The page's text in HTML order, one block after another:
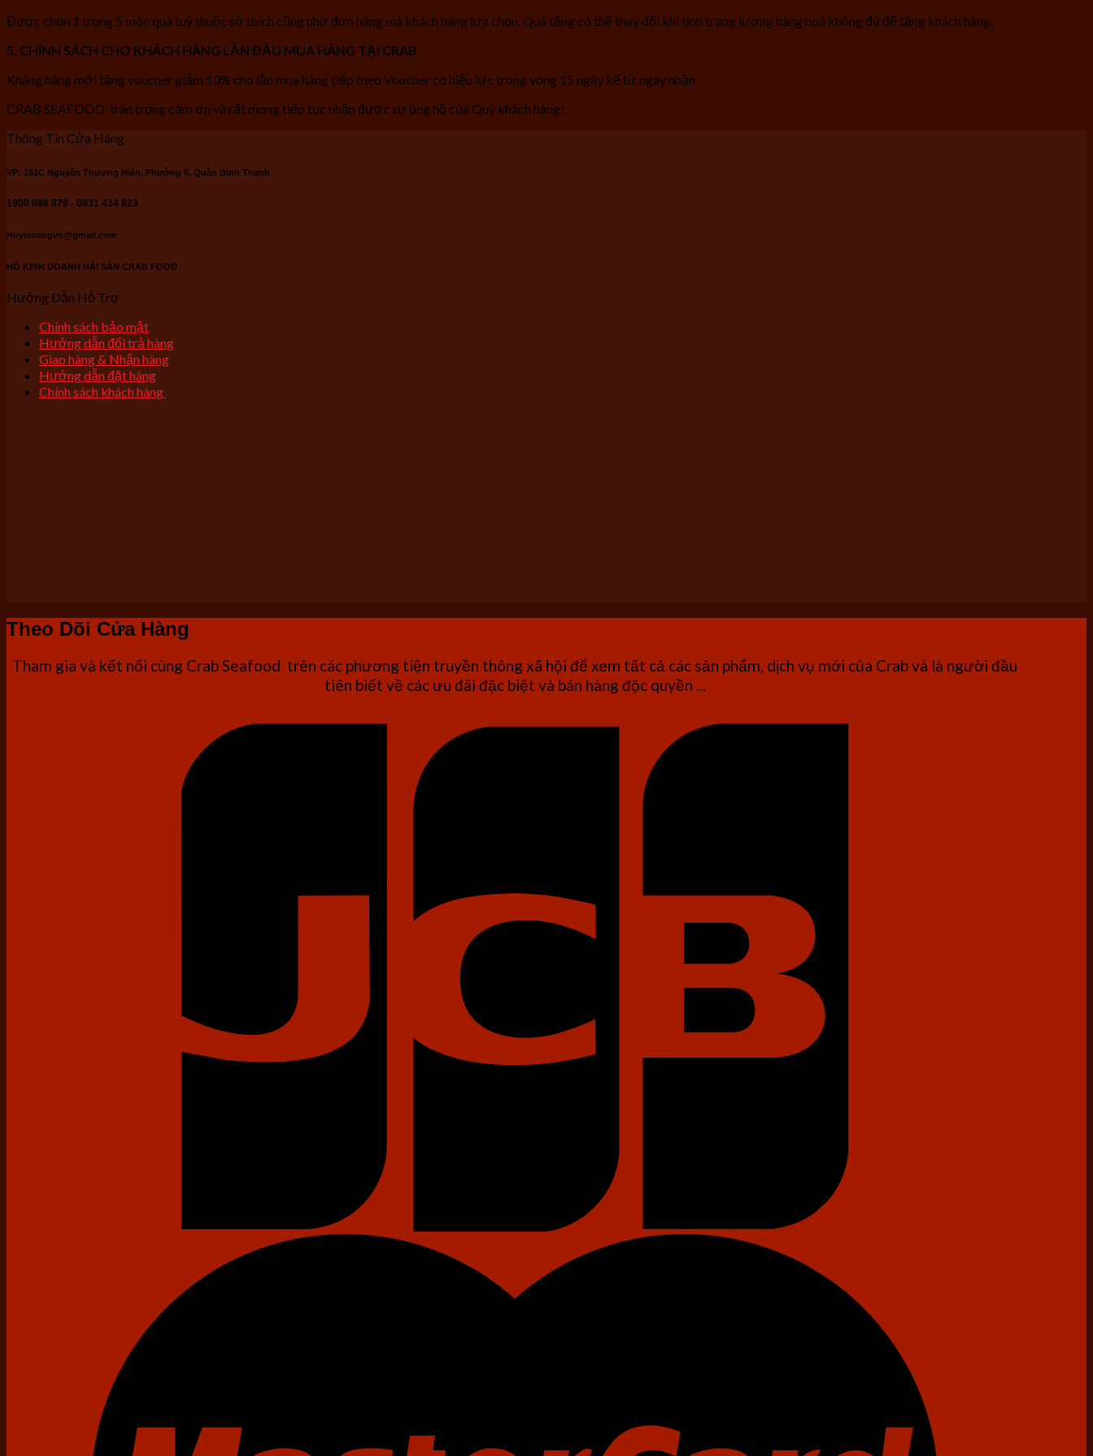
Được chọn 1 trong 5 món quà tuỳ thuộc sở thích cũng như đơn hàng mà khách hàng lựa chọn. Quà tặng có thể thay đổi khi tình trạng lượng hàng hoá không đủ để tặng khách hàng.
5. CHÍNH SÁCH CHO KHÁCH HÀNG LẦN ĐẦU MUA HÀNG TẠI CRAB
Khàng hàng mới tặng voucher giảm 10% cho lần mua hàng tiếp theo Voucher có hiệu lực trong vòng 15 ngày kể từ ngày nhận
CRAB SEAFOOD trân trọng cảm ơn và rất mong tiếp tục nhận được sự ủng hộ của Quý khách hàng!
Thông Tin Cửa Hàng
VP: 151C Nguyễn Thượng Hiền, Phường 6, Quận Bình Thạnh
1900 088 879 - 0931 434 823
Huylecongvn@gmail.com
HỘ KINH DOANH HẢI SẢN CRAB FOOD
Hướng Dẫn Hỗ Trợ
Chính sách bảo mật
Hướng dẫn đổi trả hàng
Giao hàng & Nhận hàng
Hướng dẫn đặt hàng
Chính sách khách hàng
Theo Dõi Cửa Hàng
Tham gia và kết nối cùng Crab Seafood trên các phương tiện truyền thông xã hội để xem tất cả các sản phẩm, dịch vụ mới của Crab và là người đầu
tiên biết về các ưu đãi đặc biệt và bán hàng độc quyền ...